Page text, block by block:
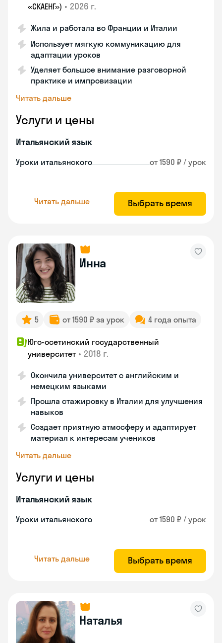
«СКАЕНГ») • 2026 г.
Жила и работала во Франции и Италии
Использует мягкую коммуникацию для
адаптации уроков
Уделяет большое внимание разговорной
практике и импровизации
Читать дальше
Услуги и цены
Итальянский язык
Уроки итальянского от 1590 ₽ / урок
Читать дальше Выбрать время
Инна
5 от 1590 ₽ за урок 4 года опыта
Юго-осетинский государственный
университет • 2018 г.
Окончила университет с английским и
немецким языками
Прошла стажировку в Италии для улучшения
навыков
Создает приятную атмосферу и адаптирует
материал к интересам учеников
Читать дальше
Услуги и цены
Итальянский язык
Уроки итальянского от 1590 ₽ / урок
Читать дальше Выбрать время
Наталья